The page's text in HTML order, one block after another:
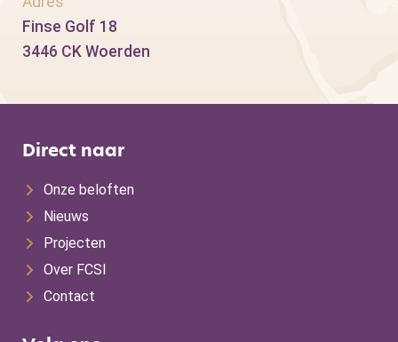
Finse Golf 18
3446 CK Woerden
Direct naar
Onze beloften
Nieuws
Projecten
Over FCSI
Contact